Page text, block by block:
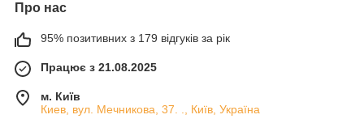
Про нас
95% позитивних з 179 відгуків за рік
Працює з 21.08.2025
м. Київ
Киев, вул. Мечникова, 37. ., Київ, Україна